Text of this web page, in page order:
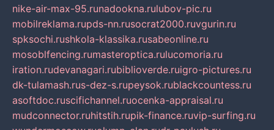
nike-air-max-95.runadookna.rulubov-pic.ru
mobilreklama.rupds-nn.rusocrat2000.ruvgurin.ru
spksochi.rushkola-klassika.rusabeonline.ru
mosoblfencing.rumasteroptica.rulucomoria.ru
iration.rudevanagari.rubiblioverde.ruigro-pictures.ru
dk-tulamash.rus-dez-s.rupeysok.rublackcountess.ru
asoftdoc.ruscifichannel.ruocenka-appraisal.ru
mudconnector.ruhitstih.rupik-finance.ruvip-surfing.ru